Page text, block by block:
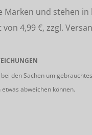
und stehen
4,99 €, zzgl.
den Sachen um
etwas abweichen können.